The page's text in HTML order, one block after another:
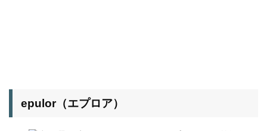
epulor（エプロア）